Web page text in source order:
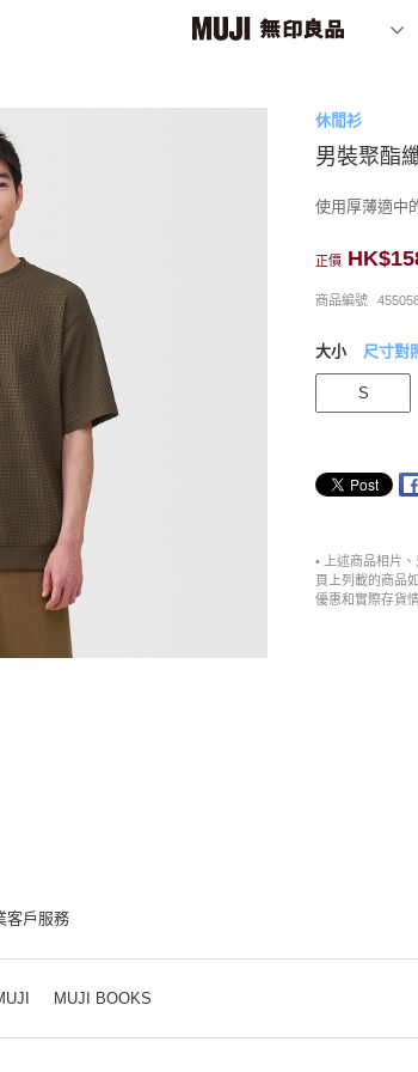
休閒衫
男裝聚酯
使用厚薄適中
正價
商品編號
大小 尺寸對
S
• 上述商品相片
頁上列載的商品
優惠和實際存貨
客戶服務
MUJI BOOKS